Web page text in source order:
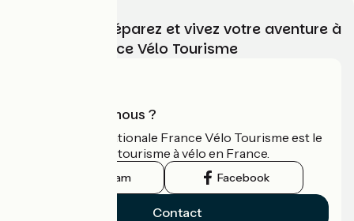
Choisissez, préparez et vivez votre aventure à
vélo avec France Vélo Tourisme
Qui sommes-nous ?
L'association nationale France Vélo Tourisme est le
guide officiel du tourisme à vélo en France.
Instagram Facebook
Contact